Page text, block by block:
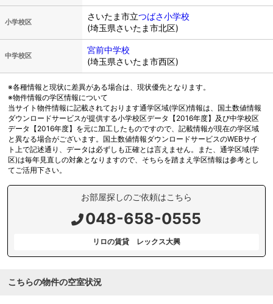
小学校区
さいたま市立つばさ小学校
(埼玉県さいたま市北区)
中学校区
宮前中学校
(埼玉県さいたま市西区)
※各種情報と現状に差異がある場合は、現状優先となります。
※物件情報の学区情報について
当サイト物件情報に記載されております通学区域(学区)情報は、国土数値情報
ダウンロードサービスが提供する小学校区データ【2016年度】及び中学校区
データ【2016年度】を元に加工したものですので、記載情報が現在の学区域
と異なる場合がございます。国土数値情報ダウンロードサービスのWEBサイ
ト上で記述通り、データは必ずしも正確とは言えません。また、通学区域(学
区)は毎年見直しの対象となりますので、そちらを踏まえ学区情報は参考とし
てご活用下さい。
お部屋探しのご依頼はこちら
048-658-0555
リロの賃貸 レックス大興
こちらの物件の空室状況